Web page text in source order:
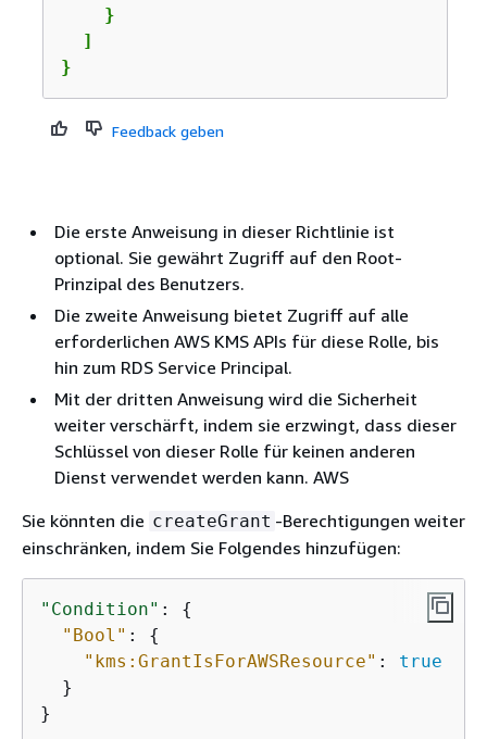
    }
  ]
}
Feedback geben
Die erste Anweisung in dieser Richtlinie ist
optional. Sie gewährt Zugriff auf den Root-
Prinzipal des Benutzers.
Die zweite Anweisung bietet Zugriff auf alle
erforderlichen AWS KMS APIs für diese Rolle, bis
hin zum RDS Service Principal.
Mit der dritten Anweisung wird die Sicherheit
weiter verschärft, indem sie erzwingt, dass dieser
Schlüssel von dieser Rolle für keinen anderen
Dienst verwendet werden kann. AWS
Sie könnten die createGrant -Berechtigungen weiter
einschränken, indem Sie Folgendes hinzufügen:
"Condition" : {
"Bool" : {
"kms:GrantIsForAWSResource" : true
  }
}